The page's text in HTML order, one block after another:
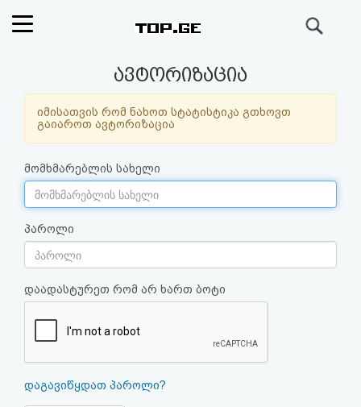
ფოსტა
კითხვა-
პასუხი
ავტორიზაცია
რეგისტრაცია
პაროლის
ავტორიზაცია
იმისათვის რომ ნახოთ სტატისტიკა გთხოვთ
გაიაროთ ავტორიზაცია
მომხმარებლის სახელი
პაროლი
დაადასტურეთ რომ არ ხართ ბოტი
დაგავიწყდათ პაროლი?